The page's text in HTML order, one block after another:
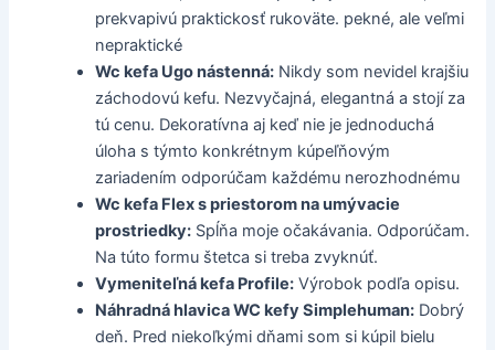
prekvapivú praktickosť rukoväte. pekné, ale veľmi
nepraktické
Wc kefa Ugo nástenná: Nikdy som nevidel krajšiu
záchodovú kefu. Nezvyčajná, elegantná a stojí za
tú cenu. Dekoratívna aj keď nie je jednoduchá
úloha s týmto konkrétnym kúpeľňovým
zariadením odporúčam každému nerozhodnému
Wc kefa Flex s priestorom na umývacie
prostriedky: Spĺňa moje očakávania. Odporúčam.
Na túto formu štetca si treba zvyknúť.
Vymeniteľná kefa Profile: Výrobok podľa opisu.
Náhradná hlavica WC kefy Simplehuman: Dobrý
deň. Pred niekoľkými dňami som si kúpil bielu